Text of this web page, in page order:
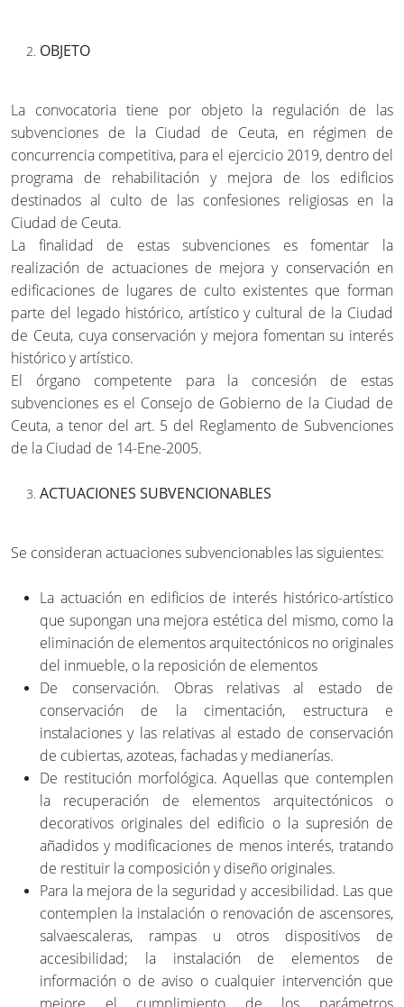
OBJETO
La convocatoria tiene por objeto la regulación de las
subvenciones de la Ciudad de Ceuta, en régimen de
concurrencia competitiva, para el ejercicio 2019, dentro del
programa de rehabilitación y mejora de los edificios
destinados al culto de las confesiones religiosas en la
Ciudad de Ceuta.
La finalidad de estas subvenciones es fomentar la
realización de actuaciones de mejora y conservación en
edificaciones de lugares de culto existentes que forman
parte del legado histórico, artístico y cultural de la Ciudad
de Ceuta, cuya conservación y mejora fomentan su interés
histórico y artístico.
El órgano competente para la concesión de estas
subvenciones es el Consejo de Gobierno de la Ciudad de
Ceuta, a tenor del art. 5 del Reglamento de Subvenciones
de la Ciudad de 14-Ene-2005.
ACTUACIONES SUBVENCIONABLES
Se consideran actuaciones subvencionables las siguientes:
La actuación en edificios de interés histórico-artístico
que supongan una mejora estética del mismo, como la
eliminación de elementos arquitectónicos no originales
del inmueble, o la reposición de elementos
De conservación. Obras relativas al estado de
conservación de la cimentación, estructura e
instalaciones y las relativas al estado de conservación
de cubiertas, azoteas, fachadas y medianerías.
De restitución morfológica. Aquellas que contemplen
la recuperación de elementos arquitectónicos o
decorativos originales del edificio o la supresión de
añadidos y modificaciones de menos interés, tratando
de restituir la composición y diseño originales.
Para la mejora de la seguridad y accesibilidad. Las que
contemplen la instalación o renovación de ascensores,
salvaescaleras, rampas u otros dispositivos de
accesibilidad; la instalación de elementos de
información o de aviso o cualquier intervención que